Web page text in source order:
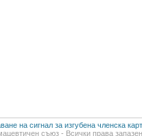
на сигнал за изгубена членска
съюз - Всички права